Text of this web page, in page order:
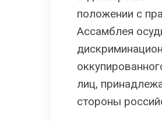
положении с
Ассамблея
лиц,
стороны